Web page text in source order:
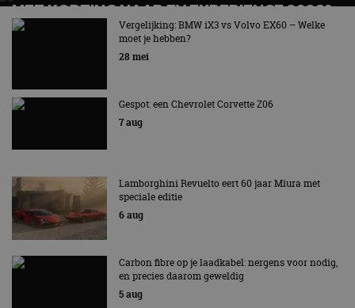
MET KORTING NAAR EV EXPERIENCE 2026?
AUTORAI REGELT HET!
EV Experience 2026 van 24 tot 26 september
Vergelijking: BMW iX3 vs Volvo EX60 – Welke
moet je hebben?
28 mei
Gespot: een Chevrolet Corvette Z06
7 aug
Lamborghini Revuelto eert 60 jaar Miura met
speciale editie
6 aug
Carbon fibre op je laadkabel: nergens voor nodig,
en precies daarom geweldig
5 aug